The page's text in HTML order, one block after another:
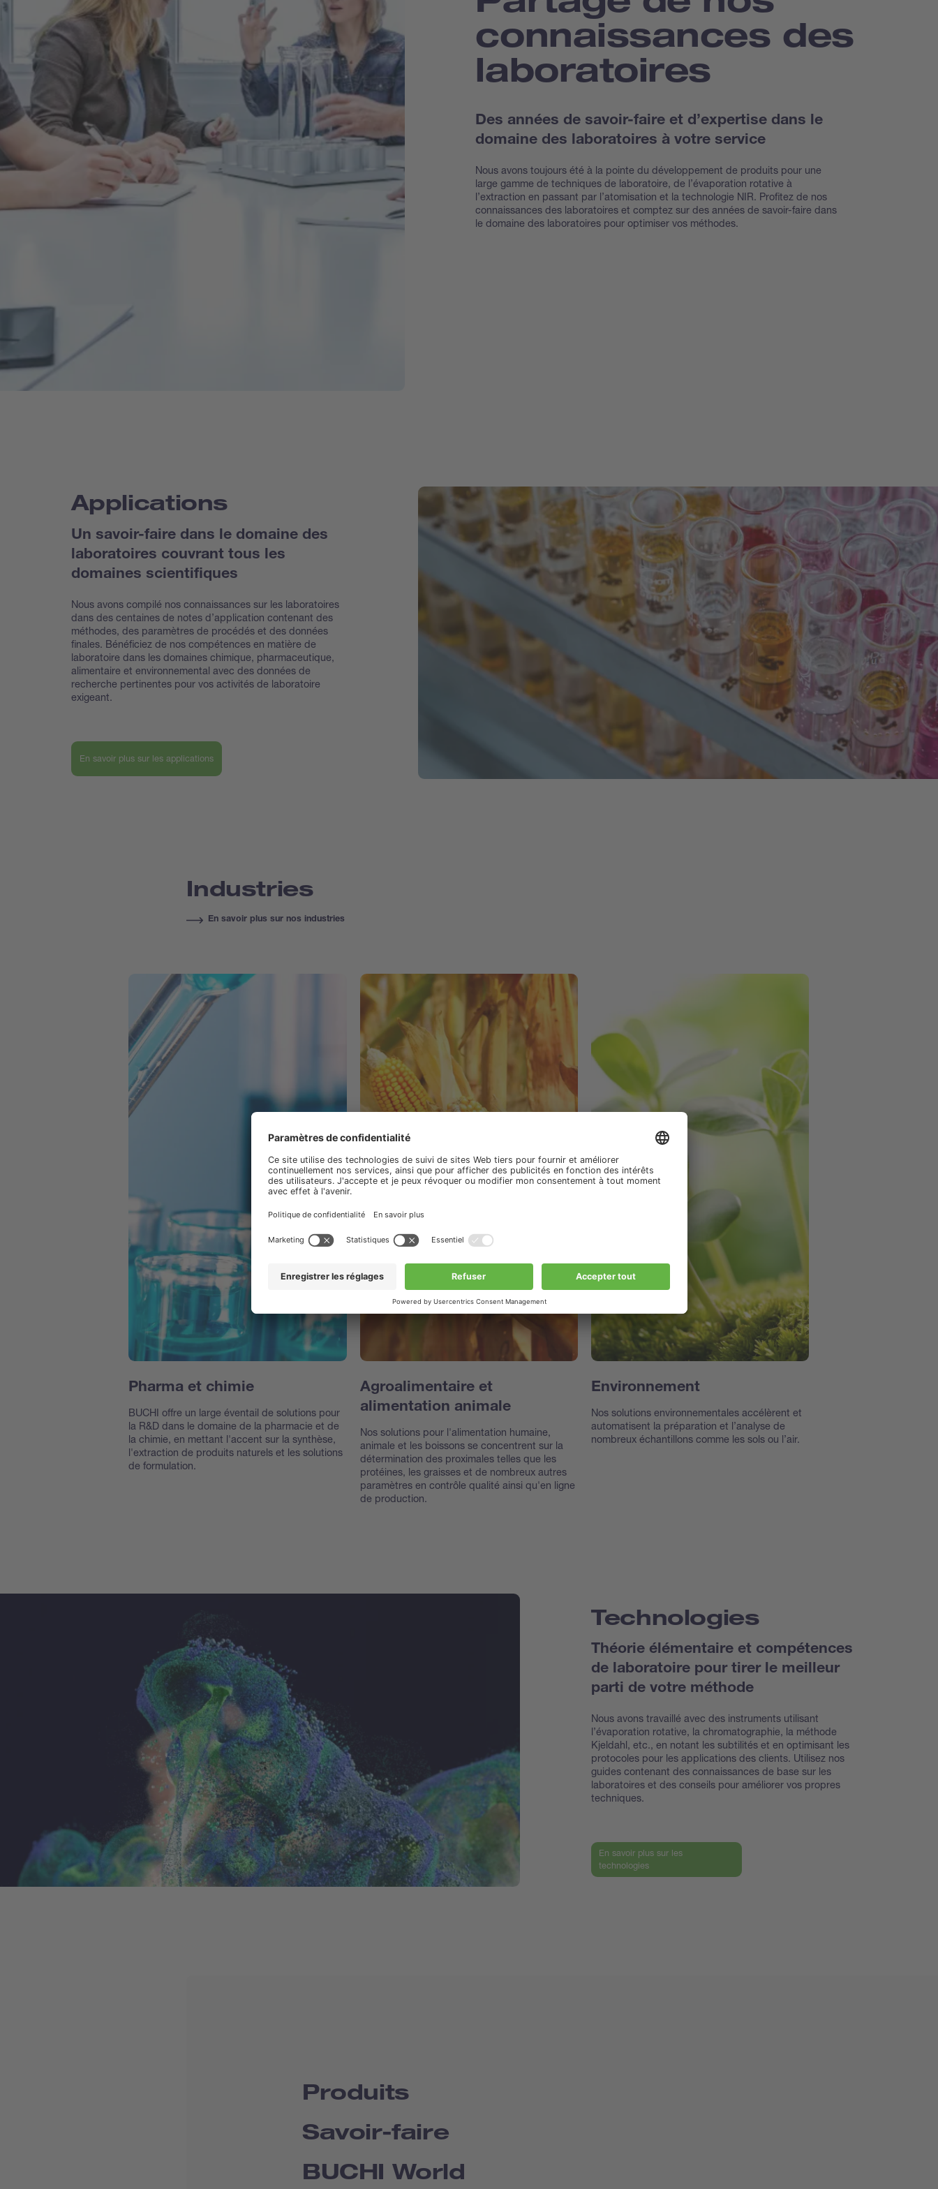
connaissances des
laboratoires
Des années de savoir-faire et d’expertise dans le
domaine des laboratoires à votre service
Nous avons toujours été à la pointe du développement de produits pour une
large gamme de techniques de laboratoire, de l’évaporation rotative à
l’extraction en passant par l’atomisation et la technologie NIR. Profitez de nos
connaissances des laboratoires et comptez sur des années de savoir-faire dans
le domaine des laboratoires pour optimiser vos méthodes.
Applications
Un savoir-faire dans le domaine des
laboratoires couvrant tous les
domaines scientifiques
Nous avons compilé nos connaissances sur les laboratoires
dans des centaines de notes d’application contenant des
méthodes, des paramètres de procédés et des données
finales. Bénéficiez de nos compétences en matière de
laboratoire dans les domaines chimique, pharmaceutique,
alimentaire et environnemental avec des données de
recherche pertinentes pour vos activités de laboratoire
exigeant.
En savoir plus sur les applications
Industries
En savoir plus sur nos industries
Pharma et chimie
BUCHI offre un large éventail de solutions pour
la R&D dans le domaine de la pharmacie et de
la chimie, en mettant l'accent sur la synthèse,
l'extraction de produits naturels et les solutions
de formulation.
Agroalimentaire et
alimentation animale
Nos solutions pour l'alimentation humaine,
animale et les boissons se concentrent sur la
détermination des proximales telles que les
protéines, les graisses et de nombreux autres
paramètres en contrôle qualité ainsi qu'en ligne
de production.
Environnement
Nos solutions environnementales accélèrent et
automatisent la préparation et l’analyse de
nombreux échantillons comme les sols ou l’air.
Technologies
Théorie élémentaire et compétences
de laboratoire pour tirer le meilleur
parti de votre méthode
Nous avons travaillé avec des instruments utilisant
l’évaporation rotative, la chromatographie, la méthode
Kjeldahl, etc., en notant les subtilités et en optimisant les
protocoles pour les applications des clients. Utilisez nos
guides contenant des connaissances de base sur les
laboratoires et des conseils pour améliorer vos propres
techniques.
En savoir plus sur les
technologies
Produits
Savoir-faire
BUCHI World